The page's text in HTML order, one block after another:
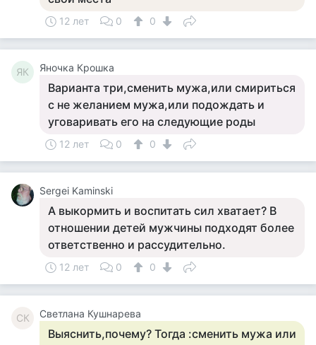
12 лет 0 0
ЯК Яночка Крошка
Варианта три,сменить мужа,или смириться
с не желанием мужа,или подождать и
уговаривать его на следующие роды
12 лет 0 0
Sergei Kaminski
А выкормить и воспитать сил хватает? В
отношении детей мужчины подходят более
ответственно и рассудительно.
12 лет 0 0
СК Светлана Кушнарева
Выяснить,почему? Тогда :сменить мужа или